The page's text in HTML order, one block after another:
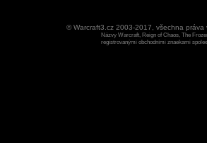
© Warcraft3.cz 2003-2017, všechna
Názvy Warcraft, Reign of Chaos, The
registrovanými obchodními znaekami